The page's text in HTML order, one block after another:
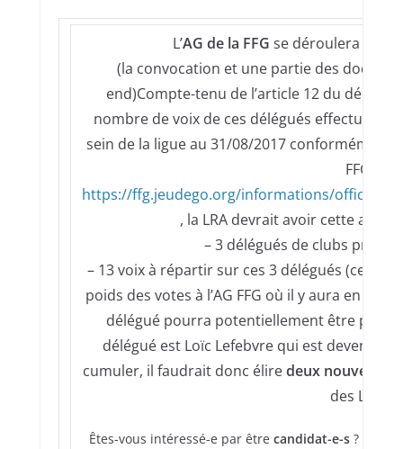
L’AG de la FFG se déroulera le
(la convocation et une partie des
end)Compte-tenu de l’article 12 du
nombre de voix de ces délégués effectué
sein de la ligue au 31/08/2017 conformément
FFG :
https://ffg.jeudego.org/informations/officiel/
, la LRA devrait avoir cette
– 3 délégués de clubs
– 13 voix à répartir sur ces 3 délégués (ce qui
poids des votes à l’AG FFG où il y aura en
délégué pourra potentiellement être
délégué est Loïc Lefebvre qui est devenu
cumuler, il faudrait donc éliredeux nouveaux
des Loïc).
Êtes-vous intéressé-e par être candidat-e-s? Merci